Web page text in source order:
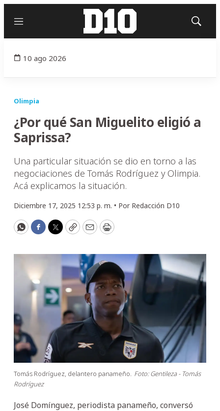
Menú
Mostrar
10 ago 2026
Olimpia
¿Por qué San Miguelito eligió a
Saprissa?
Una particular situación se dio en torno a las
negociaciones de Tomás Rodríguez y Olimpia.
Acá explicamos la situación.
Diciembre 17, 2025 12:53 p. m. • Por Redacción D10
WhatsApp
Facebook
Twitter
CopyEmailPrint
Tomás Rodríguez, delantero panameño. Foto: Gentileza - Tomás
Rodríguez
José Domínguez, periodista panameño, conversó